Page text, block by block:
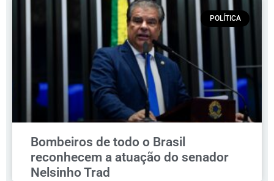
POLÍTICA
Bombeiros de todo o Brasil
reconhecem a atuação do senador
Nelsinho Trad